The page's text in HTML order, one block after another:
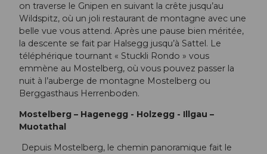
on traverse le Gnipen en suivant la crête jusqu’au
Wildspitz, où un joli restaurant de montagne avec une
belle vue vous attend. Après une pause bien méritée,
la descente se fait par Halsegg jusqu’à Sattel. Le
téléphérique tournant « Stuckli Rondo » vous
emmène au Mostelberg, où vous pouvez passer la
nuit à l’auberge de montagne Mostelberg ou
Berggasthaus Herrenboden.
Mostelberg – Hagenegg - Holzegg - Illgau –
Muotathal
Depuis Mostelberg, le chemin panoramique fait le